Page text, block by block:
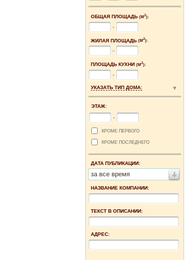
ОБЩАЯ ПЛОЩАДЬ (М2):
-
ЖИЛАЯ ПЛОЩАДЬ (М2):
-
ПЛОЩАДЬ КУХНИ (М2):
-
УКАЗАТЬ ТИП ДОМА:
ЭТАЖ:
-
КРОМЕ ПЕРВОГО
КРОМЕ ПОСЛЕДНЕГО
ДАТА ПУБЛИКАЦИИ:
за все время
НАЗВАНИЕ КОМПАНИИ:
ТЕКСТ В ОПИСАНИИ:
АДРЕС: